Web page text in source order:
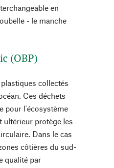
en
- le manche
(OBP)
collectés
Ces déchets
pour l'écosystème
ultérieur protège les
Dans le cas
côtières du sud-
qualité par